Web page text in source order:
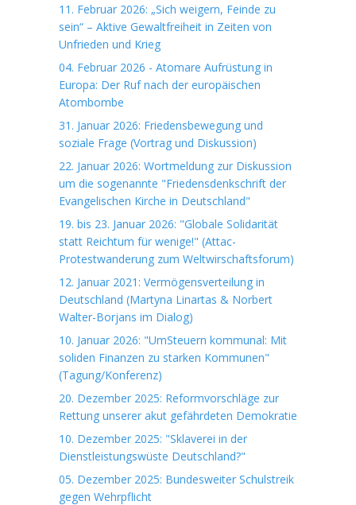
11. Februar 2026: „Sich weigern, Feinde zu
sein“ – Aktive Gewaltfreiheit in Zeiten von
Unfrieden und Krieg
04. Februar 2026 - Atomare Aufrüstung in
Europa: Der Ruf nach der europäischen
Atombombe
31. Januar 2026: Friedensbewegung und
soziale Frage (Vortrag und Diskussion)
22. Januar 2026: Wortmeldung zur Diskussion
um die sogenannte "Friedensdenkschrift der
Evangelischen Kirche in Deutschland"
19. bis 23. Januar 2026: "Globale Solidarität
statt Reichtum für wenige!" (Attac-
Protestwanderung zum Weltwirschaftsforum)
12. Januar 2021: Vermögensverteilung in
Deutschland (Martyna Linartas & Norbert
Walter-Borjans im Dialog)
10. Januar 2026: "UmSteuern kommunal: Mit
soliden Finanzen zu starken Kommunen"
(Tagung/Konferenz)
20. Dezember 2025: Reformvorschläge zur
Rettung unserer akut gefährdeten Demokratie
10. Dezember 2025: "Sklaverei in der
Dienstleistungswüste Deutschland?"
05. Dezember 2025: Bundesweiter Schulstreik
gegen Wehrpflicht